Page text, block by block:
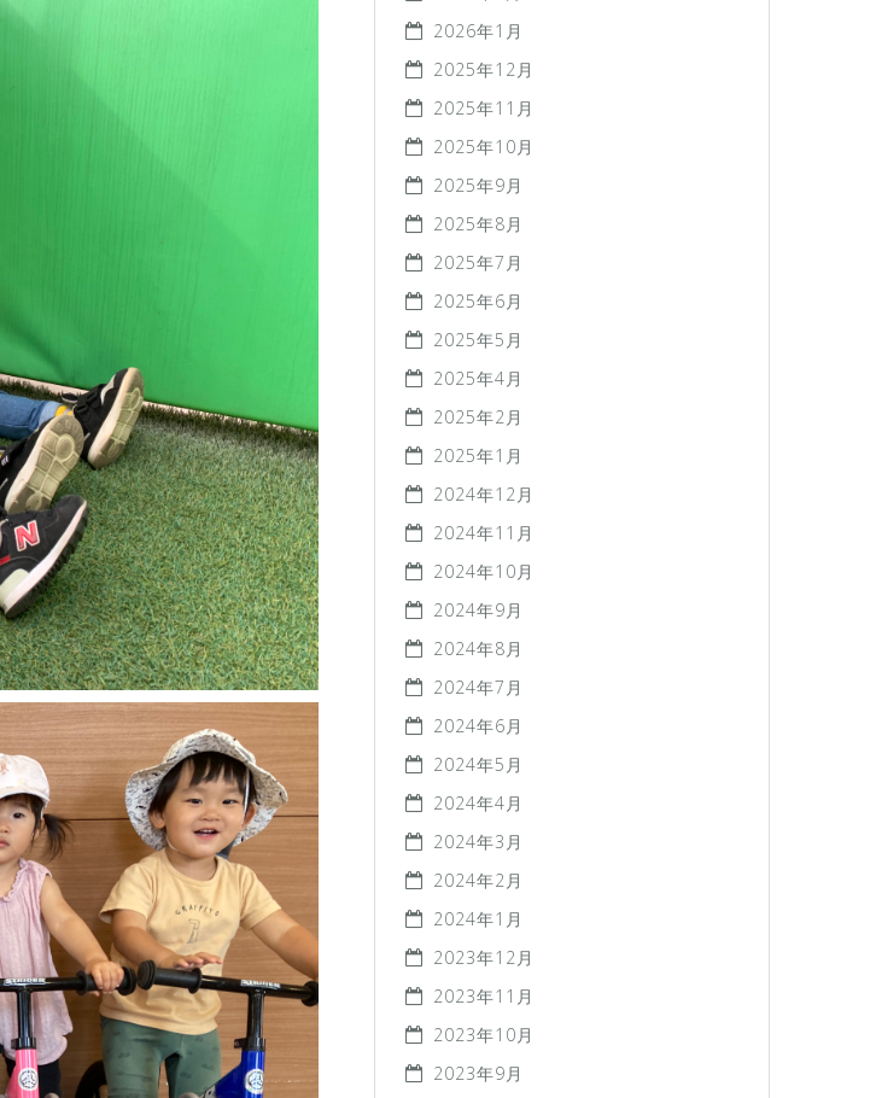
2026年1月
2025年12月
2025年11月
2025年10月
2025年9月
2025年8月
2025年7月
2025年6月
2025年5月
2025年4月
2025年2月
2025年1月
2024年12月
2024年11月
2024年10月
2024年9月
2024年8月
2024年7月
2024年6月
2024年5月
2024年4月
2024年3月
2024年2月
2024年1月
2023年12月
2023年11月
2023年10月
2023年9月